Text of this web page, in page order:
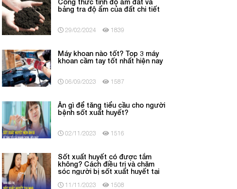
Công thức tính độ ẩm đất và
bảng tra độ ẩm của đất chi tiết
29/02/2024 1839
Máy khoan nào tốt? Top 3 máy
khoan cầm tay tốt nhất hiện nay
06/09/2023 1587
Ăn gì để tăng tiểu cầu cho người
bệnh sốt xuất huyết?
02/11/2023 1516
Sốt xuất huyết có được tắm
không? Cách điều trị và chăm
sóc người bị sốt xuất huyết tại
11/11/2023 1508